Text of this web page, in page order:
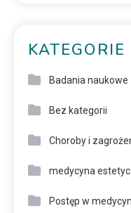
KATEGORIE
Badania naukowe
Bez kategorii
Choroby i
medycyna
Postęp w